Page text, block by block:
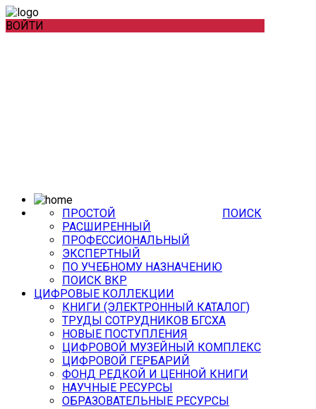
ВОЙТИ
ПОИСК
ПРОСТОЙ
РАСШИРЕННЫЙ
ПРОФЕССИОНАЛЬНЫЙ
ЭКСПЕРТНЫЙ
ПО УЧЕБНОМУ НАЗНАЧЕНИЮ
ПОИСК ВКР
ЦИФРОВЫЕ КОЛЛЕКЦИИ
КНИГИ (ЭЛЕКТРОННЫЙ КАТАЛОГ)
ТРУДЫ СОТРУДНИКОВ БГСХА
НОВЫЕ ПОСТУПЛЕНИЯ
ЦИФРОВОЙ МУЗЕЙНЫЙ КОМПЛЕКС
ЦИФРОВОЙ ГЕРБАРИЙ
ФОНД РЕДКОЙ И ЦЕННОЙ КНИГИ
НАУЧНЫЕ РЕСУРСЫ
ОБРАЗОВАТЕЛЬНЫЕ РЕСУРСЫ